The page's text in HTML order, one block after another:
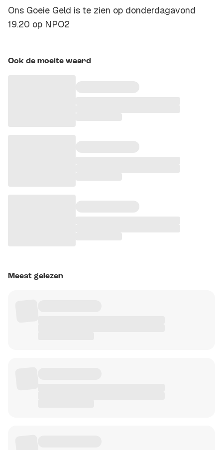
Ons Goeie Geld is te zien op donderdagavond
19.20 op NPO2
Ook de moeite waard
Meest gelezen